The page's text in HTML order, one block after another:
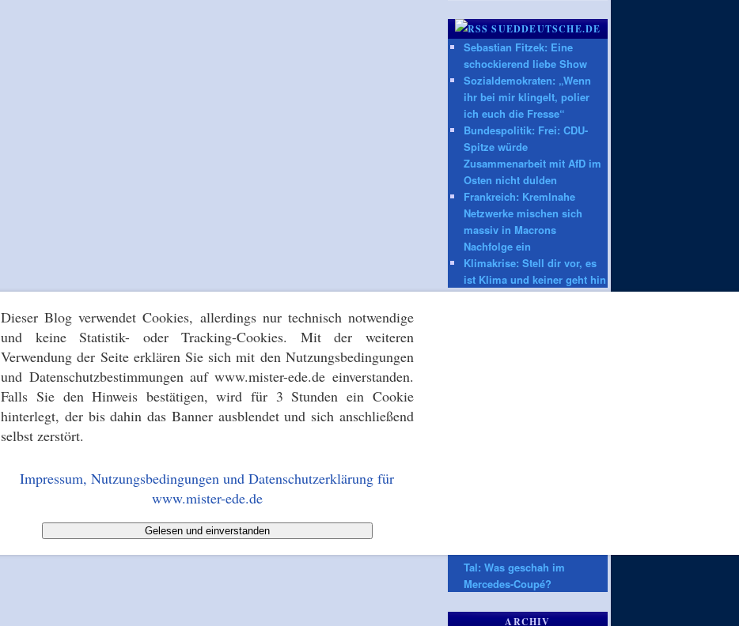
Dieser Blog verwendet Cookies, allerdings nur technisch notwendige
und keine Statistik- oder Tracking-Cookies. Mit der weiteren
Verwendung der Seite erklären Sie sich mit den Nutzungsbedingungen
und Datenschutzbestimmungen auf www.mister-ede.de einverstanden.
Falls Sie den Hinweis bestätigen, wird für 3 Stunden ein Cookie
hinterlegt, der bis dahin das Banner ausblendet und sich anschließend
selbst zerstört.
Impressum, Nutzungsbedingungen und Datenschutzerklärung für
www.mister-ede.de
Gelesen und einverstanden
SUEDDEUTSCHE.DE
Sebastian Fitzek: Eine
schockierend liebe Show
Sozialdemokraten: „Wenn
ihr bei mir klingelt, polier
ich euch die Fresse“
Bundespolitik: Frei: CDU-
Spitze würde
Zusammenarbeit mit AfD im
Osten nicht dulden
Frankreich: Kremlnahe
Netzwerke mischen sich
massiv in Macrons
Nachfolge ein
Klimakrise: Stell dir vor, es
ist Klima und keiner geht hin
Tal: Was geschah im
Mercedes-Coupé?
ARCHIV